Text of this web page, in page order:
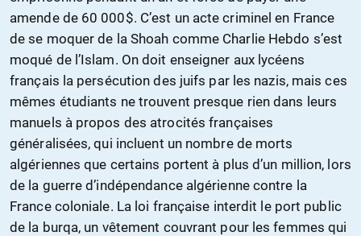
amende de 60 000$. C’est un acte criminel en France
de se moquer de la Shoah comme Charlie Hebdo s’est
moqué de l’Islam. On doit enseigner aux lycéens
français la persécution des juifs par les nazis, mais ces
mêmes étudiants ne trouvent presque rien dans leurs
manuels à propos des atrocités françaises
généralisées, qui incluent un nombre de morts
algériennes que certains portent à plus d’un million, lors
de la guerre d’indépendance algérienne contre la
France coloniale. La loi française interdit le port public
de la burqa, un vêtement couvrant pour les femmes qui